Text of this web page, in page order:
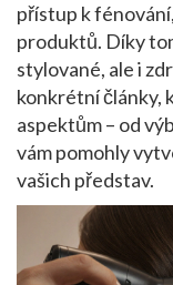
přístup k
produktů. Díky
stylované, ale i
konkrétní články,
aspektům – od
vám pomohly
vašich představ.